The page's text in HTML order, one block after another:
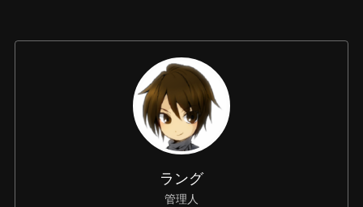
ラング
管理人